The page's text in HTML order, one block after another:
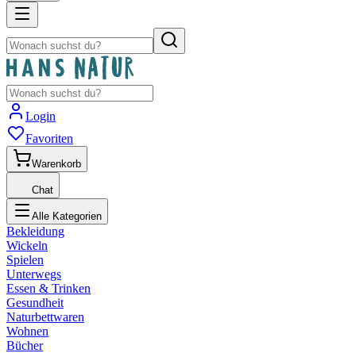
Login
Favoriten
Warenkorb
Chat
Alle Kategorien
Bekleidung
Wickeln
Spielen
Unterwegs
Essen & Trinken
Gesundheit
Naturbettwaren
Wohnen
Bücher